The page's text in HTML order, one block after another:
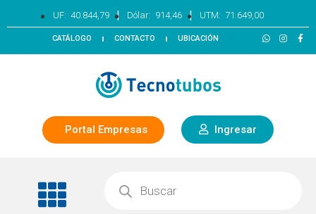
UF: 40.844,79 | Dólar: 914,46 | UTM: 71.649,00
CATÁLOGO CONTACTO UBICACIÓN
Portal Empresas Ingresar